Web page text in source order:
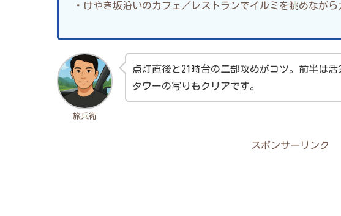
・けやき坂沿いのカフェ／レストランでイルミを眺めなが
旅兵衛
点灯直後と21時台の二部攻めがコツ。前半は
タワーの写りもクリアです。
スポンサーリンク